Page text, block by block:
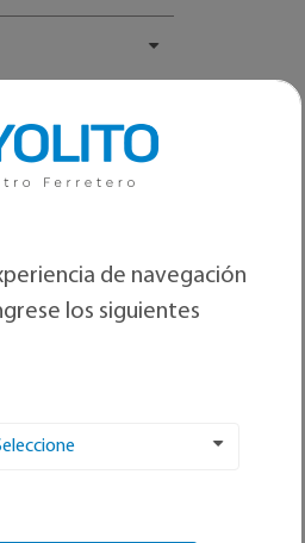
de navegación
los siguientes